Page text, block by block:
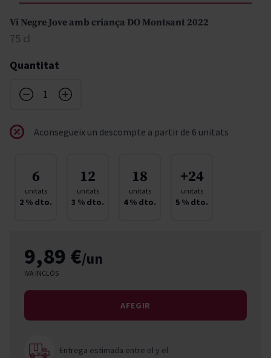
Vi Negre Jove amb criança DO Montsant 2022
75 cl
Quantitat
Aconsegueix un descompte a partir de 6 unitats
6
unitats
2 % dto.
12
unitats
3 % dto.
18
unitats
4% dto.
+24
unitats
5 % dto.
9,89 €/un
IVA INCLÒS
AFEGIR
Entrega estimada entre ely el